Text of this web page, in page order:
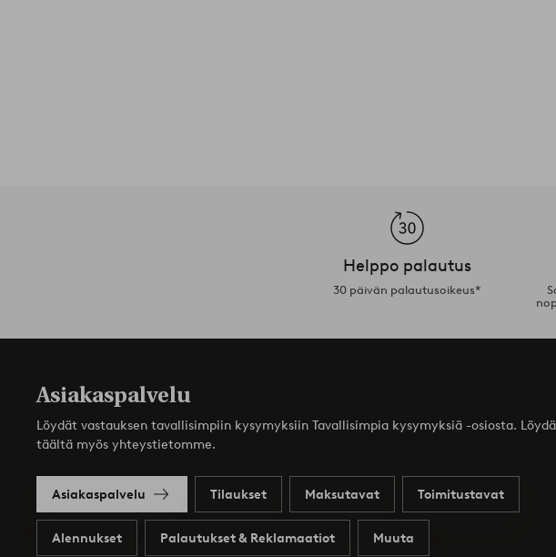
Helppo palautus
30 päivän palautusoikeus*
Asiakaspalvelu
Löydät vastauksen tavallisimpiin kysymyksiin Tavallisimpia kysymyksiä -osiosta.
täältä myös yhteystietomme.
Asiakaspalvelu Tilaukset Maksutavat Toimitustavat
Alennukset Palautukset & Reklamaatiot Muuta